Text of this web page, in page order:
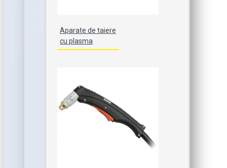
Aparate de taiere
cu plasma